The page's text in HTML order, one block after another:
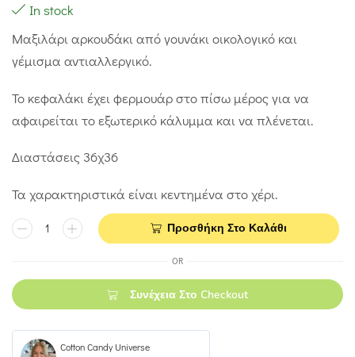
In stock
Μαξιλάρι αρκουδάκι από γουνάκι οικολογικό και
γέμισμα αντιαλλεργικό.
Το κεφαλάκι έχει φερμουάρ στο πίσω μέρος για να
αφαιρείται το εξωτερικό κάλυμμα και να πλένεται.
Διαστάσεις 36χ36
Τα χαρακτηριστικά είναι κεντημένα στο χέρι.
Προσθήκη Στο Καλάθι
OR
Συνέχεια Στο Checkout
Cotton Candy Universe